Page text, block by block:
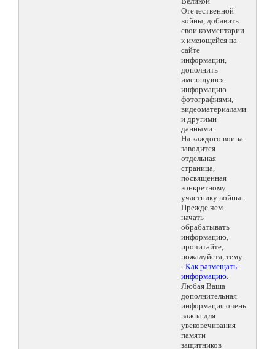
Отечественной
войны, добавить
свои комментарии
к имеющейся на
сайте
информации,
дополнить
имеющуюся
информацию
фотографиями,
видеоматериалами
и другими
данными.
На каждого воина
заводится
отдельная
страница,
посвященная
конкретному
участнику войны.
Прежде чем
начать
обрабатывать
информацию,
прочитайте,
пожалуйста, тему
- Как размещать
информацию.
Любая Ваша
дополнительная
информация очень
важна для
увековечивания
памяти
защитников